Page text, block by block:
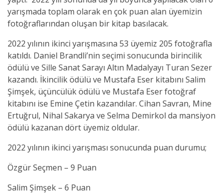
yarışmada toplam olarak en çok puan alan üyemizin
fotoğraflarından oluşan bir kitap basılacak.
2022 yılının ikinci yarışmasına 53 üyemiz 205 fotoğrafla
katıldı. Daniel Brandli’nin seçimi sonucunda birincilik
ödülü ve Sille Sanat Sarayı Altın Madalyayı Turan Sezer
kazandı. İkincilik ödülü ve Mustafa Eser kitabını Salim
Şimşek, üçüncülük ödülü ve Mustafa Eser fotoğraf
kitabını ise Emine Çetin kazandılar. Cihan Savran, Mine
Ertuğrul, Nihal Sakarya ve Selma Demirkol da mansiyon
ödülü kazanan dört üyemiz oldular.
2022 yılının ikinci yarışması sonucunda puan durumu;
Özgür Seçmen – 9 Puan
Salim Şimşek – 6 Puan